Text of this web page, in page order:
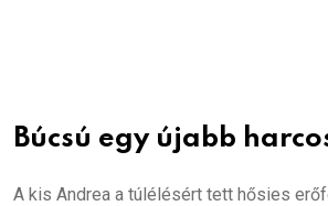
Búcsú egy újabb
A kis Andrea a túlélésért tett hősies